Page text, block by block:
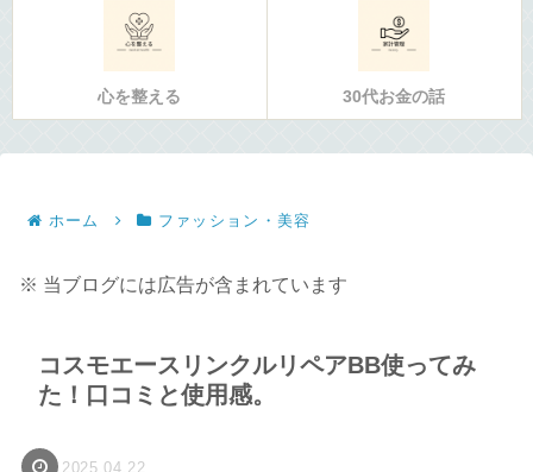
心を整える 30代お金の話
ホーム ファッション・美容
※ 当ブログには広告が含まれています
コスモエースリンクルリペアBB使ってみ
た！口コミと使用感。
2025.04.22